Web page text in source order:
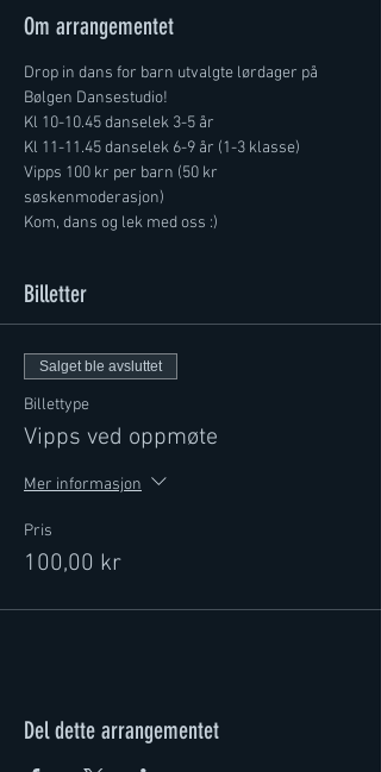
Om arrangementet
Drop in dans for barn utvalgte lørdager på
Bølgen Dansestudio!
Kl 10-10.45 danselek 3-5 år
Kl 11-11.45 danselek 6-9 år (1-3 klasse)
Vipps 100 kr per barn (50 kr
søskenmoderasjon)
Kom, dans og lek med oss :)
Billetter
Salget ble avsluttet
Billettype
Vipps ved oppmøte
Mer informasjon
Pris
100,00 kr
Del dette arrangementet